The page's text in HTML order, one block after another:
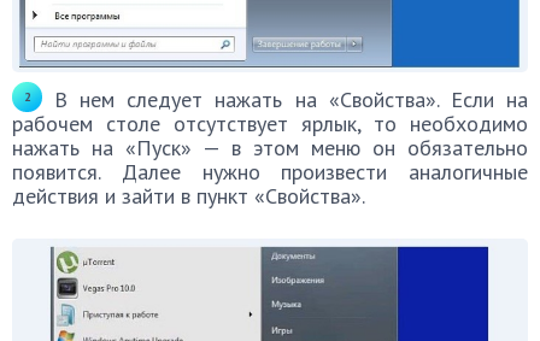
В нем следует нажать на «Свойства». Если на
рабочем столе отсутствует ярлык, то необходимо
нажать на «Пуск» — в этом меню он обязательно
появится. Далее нужно произвести аналогичные
действия и зайти в пункт «Свойства».